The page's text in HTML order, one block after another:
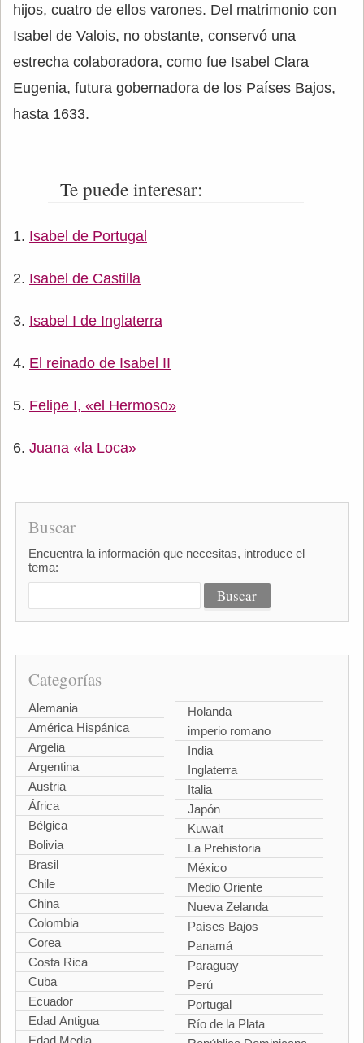
hijos, cuatro de ellos varones. Del matrimonio con
Isabel de Valois, no obstante, conservó una
estrecha colaboradora, como fue Isabel Clara
Eugenia, futura gobernadora de los Países Bajos,
hasta 1633.
Te puede interesar:
Isabel de Portugal
Isabel de Castilla
Isabel I de Inglaterra
El reinado de Isabel II
Felipe I, «el Hermoso»
Juana «la Loca»
Buscar
Encuentra la información que necesitas, introduce el
tema:
Categorías
Alemania
América Hispánica
Argelia
Argentina
Austria
África
Bélgica
Bolivia
Brasil
Chile
China
Colombia
Corea
Costa Rica
Cuba
Ecuador
Edad Antigua
Edad Media
Holanda
imperio romano
India
Inglaterra
Italia
Japón
Kuwait
La Prehistoria
México
Medio Oriente
Nueva Zelanda
Países Bajos
Panamá
Paraguay
Perú
Portugal
Río de la Plata